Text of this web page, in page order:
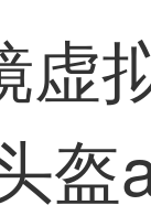
虚
盔